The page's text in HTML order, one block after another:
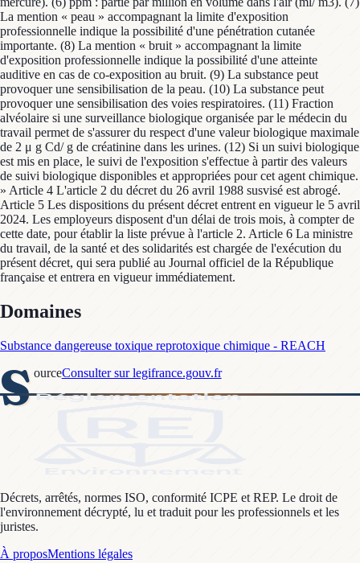
Domaines
Substance dangereuse toxique reprotoxique chimique - REACH
S ourceConsulter sur legifrance.gouv.fr
Décrets, arrêtés, normes ISO, conformité ICPE et REP. Le droit de
l'environnement décrypté, lu et traduit pour les professionnels et les
juristes.
À proposMentions légales